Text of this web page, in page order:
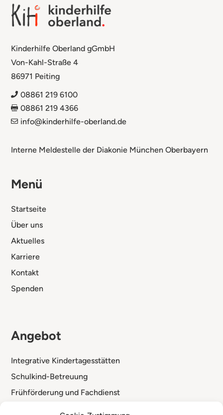
Kinderhilfe Oberland gGmbH
Von-Kahl-Straße 4
86971 Peiting
 08861 219 6100
 08861 219 4366
 info@kinderhilfe-oberland.de
Interne Meldestelle der Diakonie München Oberbayern
Menü
Startseite
Über uns
Aktuelles
Karriere
Kontakt
Spenden
Angebot
Integrative Kindertagesstätten
Schulkind-Betreuung
Frühförderung und Fachdienst